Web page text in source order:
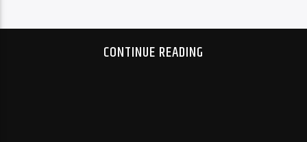
CONTINUE READING